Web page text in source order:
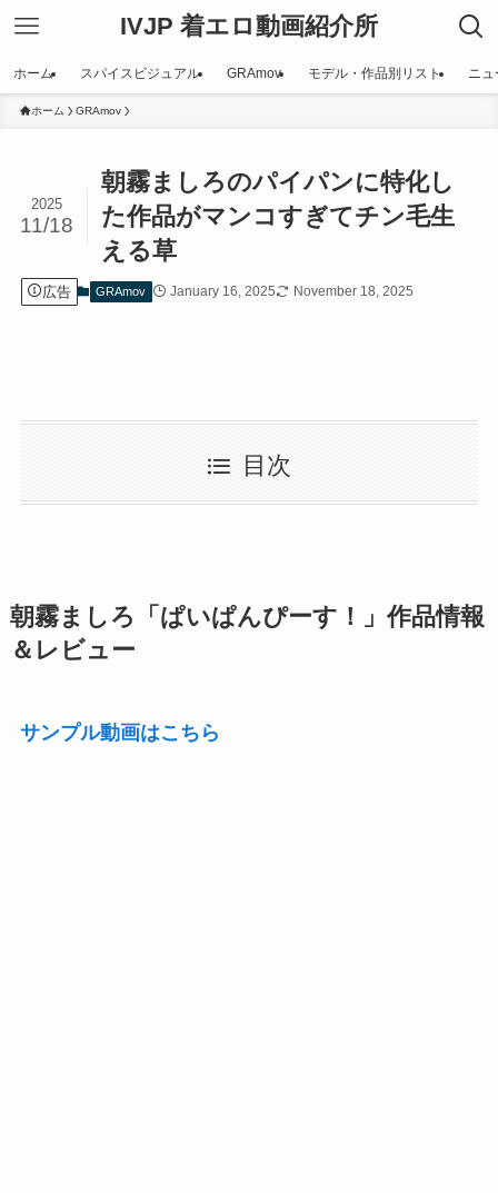
IVJP 着エロ動画紹介所
ホーム スパイスビジュアル GRAmov モデル・作品別リスト ニュ
ホーム GRAmov
朝霧ましろのパイパンに特化し
た作品がマンコすぎてチン毛生
える草
2025
11/18
広告 GRAmov January 16, 2025 November 18, 2025
目次
朝霧ましろ「ぱいぱんぴーす！」作品情報
＆レビュー
サンプル動画はこちら